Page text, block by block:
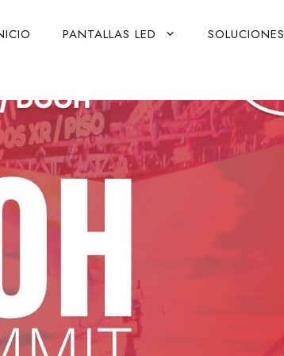
PANTALLAS LED SOLUCIONES